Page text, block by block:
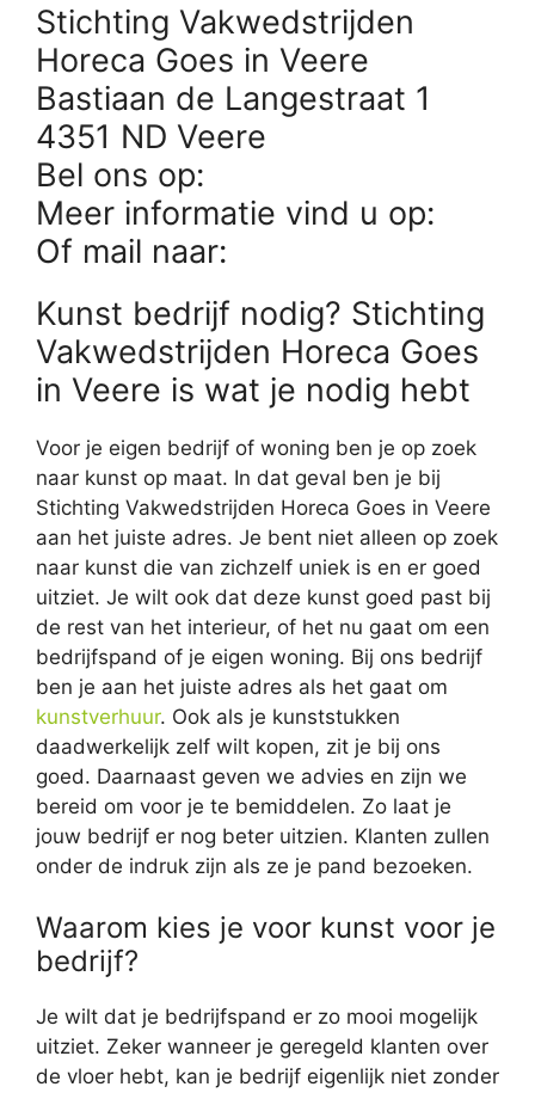
Stichting Vakwedstrijden
Horeca Goes in Veere
Bastiaan de Langestraat 1
4351 ND Veere
Bel ons op:
Meer informatie vind u op:
Of mail naar:
Kunst bedrijf nodig? Stichting
Vakwedstrijden Horeca Goes
in Veere is wat je nodig hebt
Voor je eigen bedrijf of woning ben je op zoek
naar kunst op maat. In dat geval ben je bij
Stichting Vakwedstrijden Horeca Goes in Veere
aan het juiste adres. Je bent niet alleen op zoek
naar kunst die van zichzelf uniek is en er goed
uitziet. Je wilt ook dat deze kunst goed past bij
de rest van het interieur, of het nu gaat om een
bedrijfspand of je eigen woning. Bij ons bedrijf
ben je aan het juiste adres als het gaat om
kunstverhuur. Ook als je kunststukken
daadwerkelijk zelf wilt kopen, zit je bij ons
goed. Daarnaast geven we advies en zijn we
bereid om voor je te bemiddelen. Zo laat je
jouw bedrijf er nog beter uitzien. Klanten zullen
onder de indruk zijn als ze je pand bezoeken.
Waarom kies je voor kunst voor je
bedrijf?
Je wilt dat je bedrijfspand er zo mooi mogelijk
uitziet. Zeker wanneer je geregeld klanten over
de vloer hebt, kan je bedrijf eigenlijk niet zonder